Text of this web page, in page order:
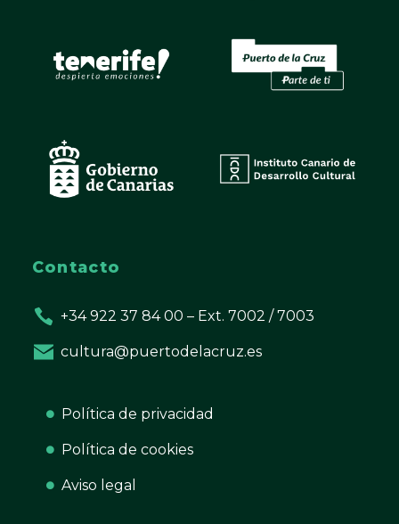
Contacto
+34 922 37 84 00 – Ext. 7002 / 7003
cultura@puertodelacruz.es
Política de privacidad
Política de cookies
Aviso legal